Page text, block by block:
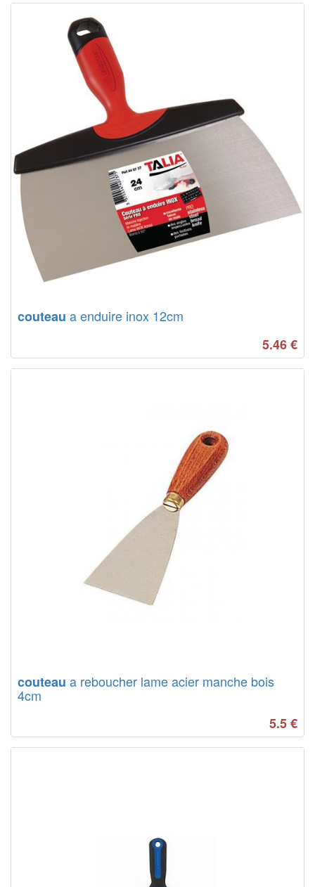
couteau a enduire inox 12cm
5.46€
couteau a reboucher lame acier manche bois
4cm
5.5€